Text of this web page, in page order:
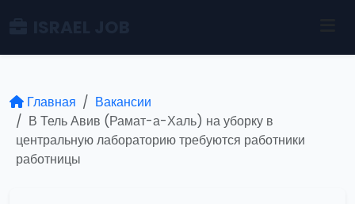
Главная
Вакансии
В Тель Авив (Рамат-а-Халь) на уборку в
центральную лабораторию требуются работники
работницы